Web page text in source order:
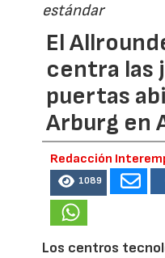
estándar
El
centra las
puertas
Arburg en
Redacción
1089
Los centros